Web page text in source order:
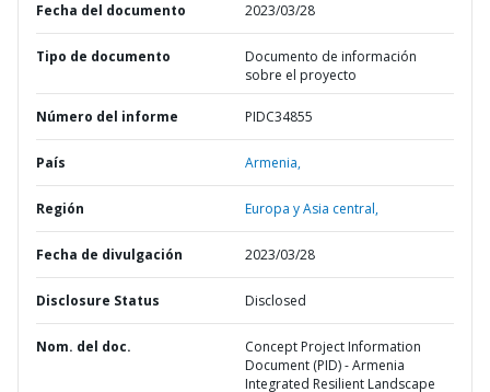
Fecha del documento 2023/03/28
Tipo de documento
Documento de información
sobre el proyecto
Número del informe PIDC34855
País Armenia,
Región Europa y Asia central,
Fecha de divulgación 2023/03/28
Disclosure Status Disclosed
Nom. del doc.
Concept Project Information
Document (PID) - Armenia
Integrated Resilient Landscape